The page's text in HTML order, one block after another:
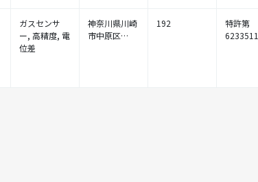
ガスセンサ
ー, 高精度, 電
位差
神奈川県川崎
市中原区…
192
特許第